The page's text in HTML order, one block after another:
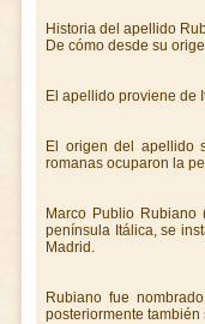
Historia del apellido
De cómo desde su
El apellido proviene de
El origen del apellido
romanas ocuparon la
Marco Publio
península Itálica, se
Madrid.
Rubiano fue
posteriormente